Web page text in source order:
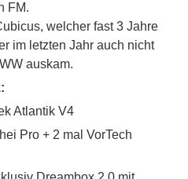
FM.
welcher fast 3 Jahre
im letzten Jahr auch nicht
auskam.
Atlantik V4
Pro + 2 mal VorTech